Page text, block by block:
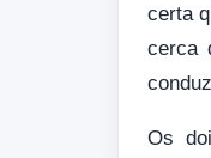
certa
cerca
Os